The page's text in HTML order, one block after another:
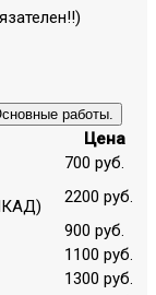
работы.
Цена
700 руб.
2200 руб.
900 руб.
1100 руб.
1300 руб.